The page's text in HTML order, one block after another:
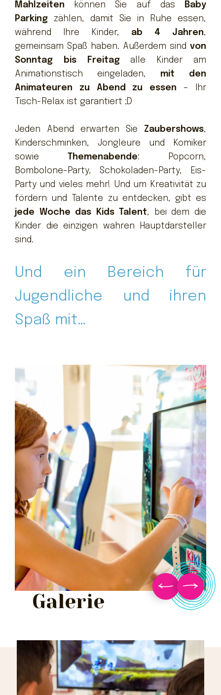
Mahlzeiten können Sie auf das
Baby
Parking zählen, damit Sie in Ruhe essen,
während Ihre Kinder, ab 4 Jahren,
gemeinsam Spaß haben. Außerdem sind von
Sonntag bis Freitagalle Kinder am
Animationstisch eingeladen, mit den
Animateuren zu Abend zu essen – Ihr
Tisch-Relax ist garantiert ;D
Jeden Abend erwarten Sie Zaubershows,
Kinderschminken, Jongleure und Komiker
sowie
Themenabende: Popcorn,
Bombolone-Party, Schokoladen-Party, Eis-
Party und vieles mehr! Und um Kreativität zu
fördern und Talente zu entdecken, gibt es
jede Woche das Kids Talent, bei dem die
Kinder die einzigen wahren Hauptdarsteller
sind.
Und ein Bereich für
Jugendliche und ihren
Spaß mit…
Galerie